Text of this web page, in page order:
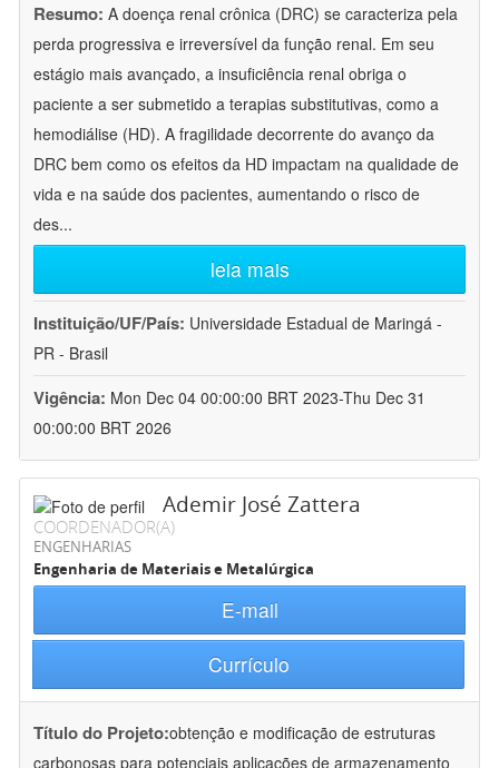
Resumo: A doença renal crônica (DRC) se caracteriza pela
perda progressiva e irreversível da função renal. Em seu
estágio mais avançado, a insuficiência renal obriga o
paciente a ser submetido a terapias substitutivas, como a
hemodiálise (HD). A fragilidade decorrente do avanço da
DRC bem como os efeitos da HD impactam na qualidade de
vida e na saúde dos pacientes, aumentando o risco de
des...
leia mais
Instituição/UF/País: Universidade Estadual de Maringá -
PR - Brasil
Vigência: Mon Dec 04 00:00:00 BRT 2023-Thu Dec 31
00:00:00 BRT 2026
Ademir José Zattera
COORDENADOR(A)
ENGENHARIAS
Engenharia de Materiais e Metalúrgica
E-mail
Currículo
Título do Projeto:obtenção e modificação de estruturas
carbonosas para potenciais aplicações de armazenamento